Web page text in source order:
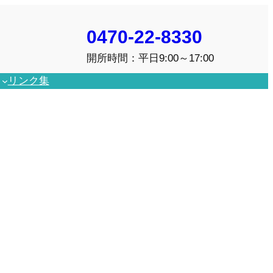
0470-22-8330
開所時間：平日9:00～17:00
リンク集